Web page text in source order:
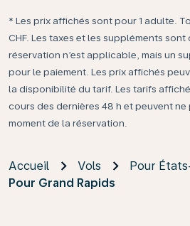
* Les prix affichés sont pour 1 adulte.
CHF. Les taxes et les suppléments
réservation n’est applicable, mais un
pour le paiement. Les prix affichés
la disponibilité du tarif. Les tarifs
cours des dernières 48 h et peuvent
moment de la réservation.
Accueil Vols
Pour
Pour Grand Rapids